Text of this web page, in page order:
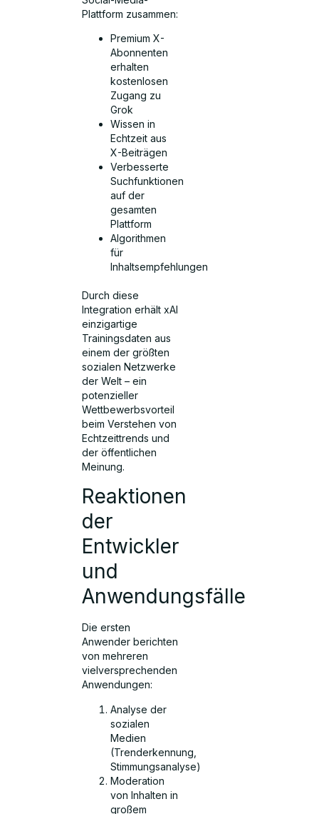
Plattform zusammen:
Premium X-
Abonnenten
erhalten
kostenlosen
Zugang zu
Grok
Wissen in
Echtzeit aus
X-Beiträgen
Verbesserte
Suchfunktionen
auf der
gesamten
Plattform
Algorithmen
für
Inhaltsempfehlungen
Durch diese
Integration erhält xAI
einzigartige
Trainingsdaten aus
einem der größten
sozialen Netzwerke
der Welt – ein
potenzieller
Wettbewerbsvorteil
beim Verstehen von
Echtzeittrends und
der öffentlichen
Meinung.
Reaktionen
der
Entwickler
und
Anwendungsfälle
Die ersten
Anwender berichten
von mehreren
vielversprechenden
Anwendungen:
Analyse der
sozialen
Medien
(Trenderkennung,
Stimmungsanalyse)
Moderation
von Inhalten in
großem